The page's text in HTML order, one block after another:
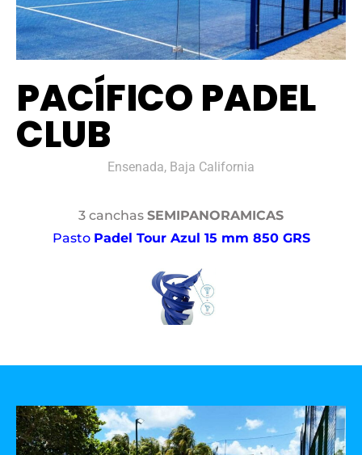
PACÍFICO PADEL
CLUB
Ensenada, Baja California
3 canchas SEMIPANORAMICAS
Pasto Padel Tour Azul 15 mm 850 GRS